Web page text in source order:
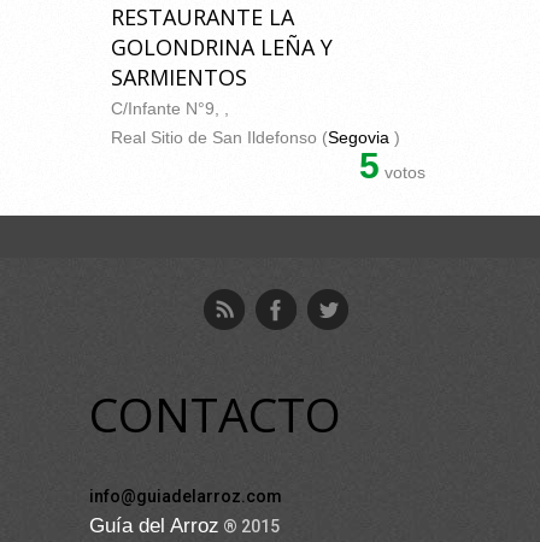
RESTAURANTE LA
GOLONDRINA LEÑA Y
SARMIENTOS
C/Infante N°9, ,
Real Sitio de San Ildefonso (Segovia )
5 votos
CONTACTO
info@guiadelarroz.com
Guía del Arroz ® 2015